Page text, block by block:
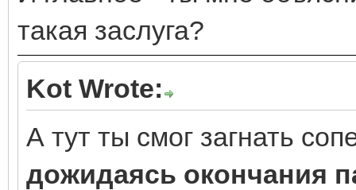
такая заслуга?
Kot Wrote:
А тут ты смог загнать
дожидаясь окончания